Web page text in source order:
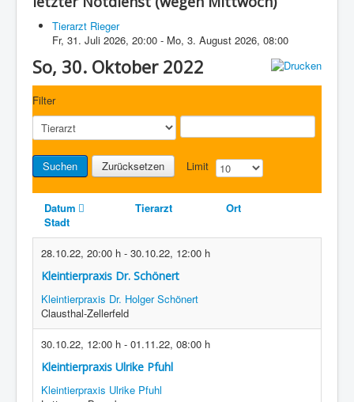
Tierarzt Rieger
Fr, 31. Juli 2026, 20:00 - Mo, 3. August 2026, 08:00
So, 30. Oktober 2022
Filter
Suchen Zurücksetzen Limit
Datum Tierarzt
Ort
Stadt
28.10.22, 20:00 h - 30.10.22, 12:00 h
Kleintierpraxis Dr. Schönert
Kleintierpraxis Dr. Holger Schönert
Clausthal-Zellerfeld
30.10.22, 12:00 h - 01.11.22, 08:00 h
Kleintierpraxis Ulrike Pfuhl
Kleintierpraxis Ulrike Pfuhl